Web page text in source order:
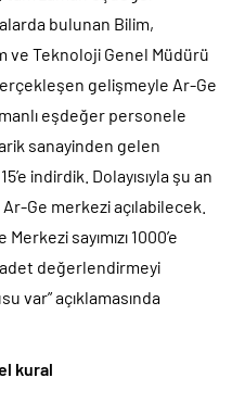
bulunan Bilim,
ve Teknoloji Genel Müdürü
gelişmeyle Ar-Ge
eşdeğer personele
sanayinden gelen
indirdik. Dolayısıyla şu an
Ge merkezi açılabilecek.
sayımızı 1000’e
adet değerlendirmeyi
var” açıklamasında
kural